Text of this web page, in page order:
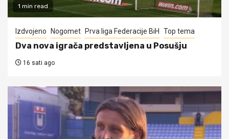
1 min read
Izdvojeno Nogomet Prva liga Federacije BiH Top tema
Dva nova igrača predstavljena u Posušju
16 sati ago